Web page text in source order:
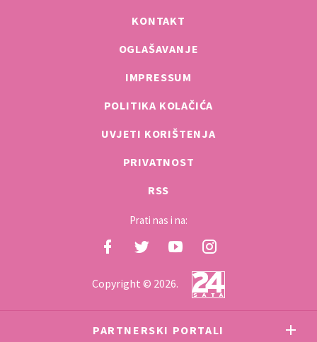
KONTAKT
OGLAŠAVANJE
IMPRESSUM
POLITIKA KOLAČIĆA
UVJETI KORIŠTENJA
PRIVATNOST
RSS
Prati nas i na:
Copyright © 2026.
PARTNERSKI PORTALI